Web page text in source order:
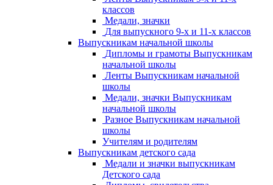
классов
Медали, значки
Для выпускного 9-х и 11-х классов
Выпускникам начальной школы
Дипломы и грамоты Выпускникам
начальной школы
Ленты Выпускникам начальной
школы
Медали, значки Выпускникам
начальной школы
Разное Выпускникам начальной
школы
Учителям и родителям
Выпускникам детского сада
Медали и значки выпускникам
Детского сада